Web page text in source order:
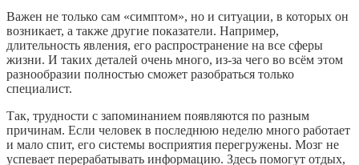
Важен не только сам «симптом», но и ситуации, в которых он
возникает, а также другие показатели. Например,
длительность явления, его распространение на все сферы
жизни. И таких деталей очень много, из‑за чего во всём этом
разнообразии полностью сможет разобраться только
специалист.
Так, трудности с запоминанием появляются по разным
причинам. Если человек в последнюю неделю много работает
и мало спит, его системы восприятия перегружены. Мозг не
успевает перерабатывать информацию. Здесь помогут отдых,